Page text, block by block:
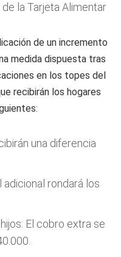
la Tarjeta Alimentar
de un incremento
medida dispuesta tras
en los topes del
recibirán los hogares
una diferencia
adicional rondará los
El cobro extra se